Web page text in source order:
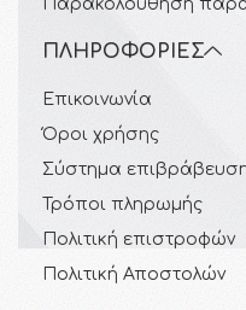
Παρακολούθηση
ΠΛΗΡΟΦΟΡΊΕΣ
Επικοινωνία
Όροι χρήσης
Σύστημα
Τρόποι πληρωμής
Πολιτική επιστροφών
Πολιτική Αποστολών